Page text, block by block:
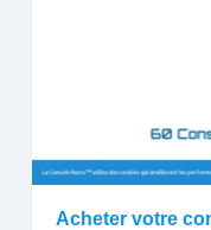
Acheter votre